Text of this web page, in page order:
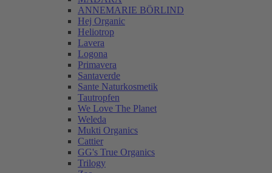
ANNEMARIE BÖRLIND
Hej Organic
Heliotrop
Lavera
Logona
Primavera
Santaverde
Sante Naturkosmetik
Tautropfen
We Love The Planet
Weleda
Mukti Organics
Cattier
GG's True Organics
Trilogy